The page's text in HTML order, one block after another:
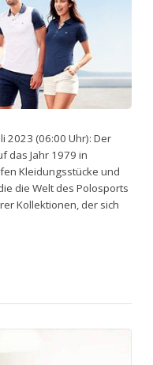
2023 (06:00 Uhr): Der
das Jahr 1979 in
Kleidungsstücke und
die Welt des Polosports
Kollektionen, der sich